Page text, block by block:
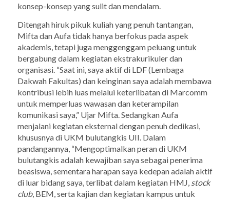
konsep-konsep yang sulit dan mendalam.
Ditengah hiruk pikuk kuliah yang penuh tantangan,
Mifta dan Aufa tidak hanya berfokus pada aspek
akademis, tetapi juga menggenggam peluang untuk
bergabung dalam kegiatan ekstrakurikuler dan
organisasi. “Saat ini, saya aktif di LDF (Lembaga
Dakwah Fakultas) dan keinginan saya adalah membawa
kontribusi lebih luas melalui keterlibatan di Marcomm
untuk memperluas wawasan dan keterampilan
komunikasi saya,” Ujar Mifta. Sedangkan Aufa
menjalani kegiatan eksternal dengan penuh dedikasi,
khususnya di UKM bulutangkis UII. Dalam
pandangannya, “Mengoptimalkan peran di UKM
bulutangkis adalah kewajiban saya sebagai penerima
beasiswa, sementara harapan saya kedepan adalah aktif
di luar bidang saya, terlibat dalam kegiatan HMJ, stock
club, BEM, serta kajian dan kegiatan kampus untuk